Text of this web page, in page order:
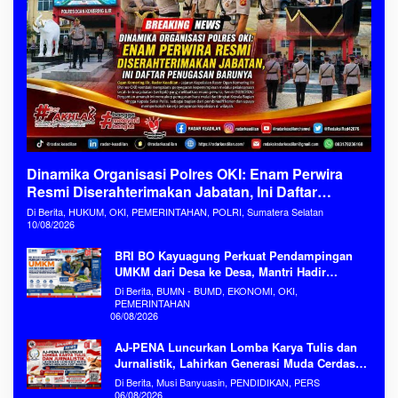
Dinamika Organisasi Polres OKI: Enam Perwira
Resmi Diserahterimakan Jabatan, Ini Daftar
Penugasan Barunya
Di Berita, HUKUM, OKI, PEMERINTAHAN, POLRI, Sumatera Selatan
10/08/2026
BRI BO Kayuagung Perkuat Pendampingan
UMKM dari Desa ke Desa, Mantri Hadir
Sebagai Mitra Penggerak Ekonomi Kerakyatan
Di Berita, BUMN - BUMD, EKONOMI, OKI,
PEMERINTAHAN
06/08/2026
AJ-PENA Luncurkan Lomba Karya Tulis dan
Jurnalistik, Lahirkan Generasi Muda Cerdas
Menjaga Aset Bangsa
Di Berita, Musi Banyuasin, PENDIDIKAN, PERS
06/08/2026